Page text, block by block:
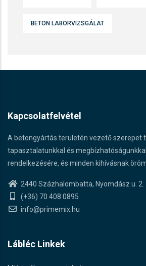
BETON LABORVIZSGÁLAT
Kapcsolatfelvétel
A betongyártás területén vezető szerepet
tapasztalatunkkal és
rendelkezésére, és minden kihívásnak
2440 Százhalombatta, Nyomdász u. 2.
(+36) 70 408 0895
info@primemix.hu
Lábléc Linkek